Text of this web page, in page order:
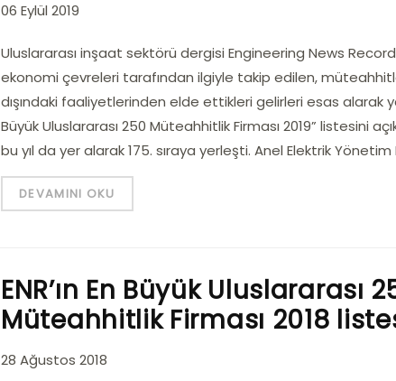
06 Eylül 2019
Uluslararası inşaat sektörü dergisi Engineering News
ekonomi çevreleri tarafından ilgiyle takip edilen,
dışındaki faaliyetlerinden elde ettikleri gelirleri esas alarak
Büyük Uluslararası 250 Müteahhitlik Firması 2019” listesini
bu yıl da yer alarak 175. sıraya yerleşti. Anel Elektrik Yönetim
DEVAMINI OKU
ENR’ın En Büyük Uluslararası
Müteahhitlik Firması 2018
28 Ağustos 2018